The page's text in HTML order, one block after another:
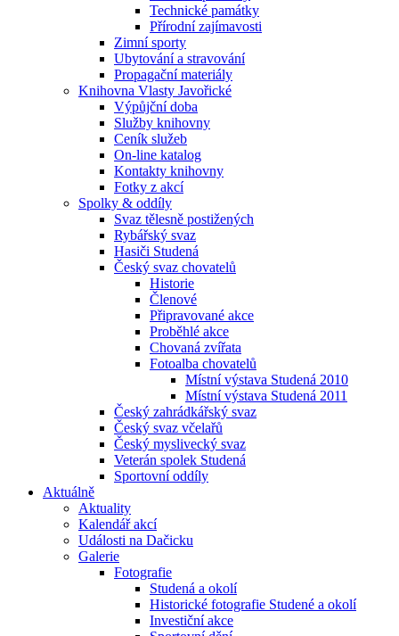
Technické památky
Přírodní zajímavosti
Zimní sporty
Ubytování a stravování
Propagační materiály
Knihovna Vlasty Javořické
Výpůjční doba
Služby knihovny
Ceník služeb
On-line katalog
Kontakty knihovny
Fotky z akcí
Spolky & oddíly
Svaz tělesně postižených
Rybářský svaz
Hasiči Studená
Český svaz chovatelů
Historie
Členové
Připravované akce
Proběhlé akce
Chovaná zvířata
Fotoalba chovatelů
Místní výstava Studená 2010
Místní výstava Studená 2011
Český zahrádkářský svaz
Český svaz včelařů
Český myslivecký svaz
Veterán spolek Studená
Sportovní oddíly
Aktuálně
Aktuality
Kalendář akcí
Události na Dačicku
Galerie
Fotografie
Studená a okolí
Historické fotografie Studené a okolí
Investiční akce